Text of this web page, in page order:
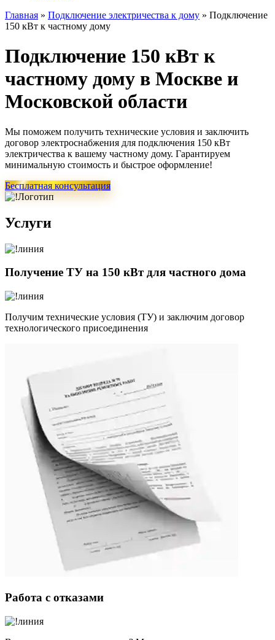
Главная » Подключение электричества к дому » Подключение
150 кВт к частному дому
Подключение 150 кВт к
частному дому в Москве и
Московской области
Мы поможем получить технические условия и заключить
договор электроснабжения для подключения 150 кВт
электричества к вашему частному дому. Гарантируем
минимальную стоимость и быстрое оформление!
Бесплатная консультация
Услуги
Получение ТУ на 150 кВт для частного дома
Получим технические условия (ТУ) и заключим договор
технологического присоединения
Работа с отказами